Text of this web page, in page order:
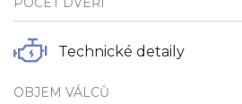
Technické detaily
OBJEM VÁLCŮ